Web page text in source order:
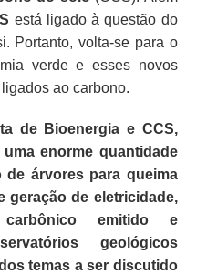
está ligado à questão do
Portanto, volta-se para o
verde e esses novos
ao carbono.
de Bioenergia e CCS,
enorme quantidade
árvores para queima
geração de eletricidade,
emitido e
geológicos
temas a ser discutido